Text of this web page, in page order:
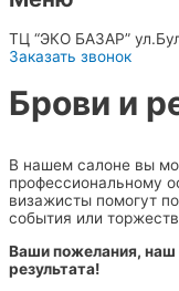
ТЦ “ЭКО БАЗАР”
Заказать звонок
Брови и
В нашем салоне вы
профессиональному
визажисты помогут
события или
Ваши пожелания, наш
результата!